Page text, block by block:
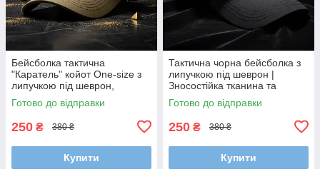
Бейсболка тактична
"Каратель" койот One-size з
липучкою під шеврон,
регульована, зносостійка
тканина
Готово до відправки
250 ₴ 380 ₴
Купити
Тактична чорна бейсболка з
липучкою під шеврон |
Зносостійка тканина та
універсальний розмір 56-60
Готово до відправки
250 ₴ 380 ₴
Купити